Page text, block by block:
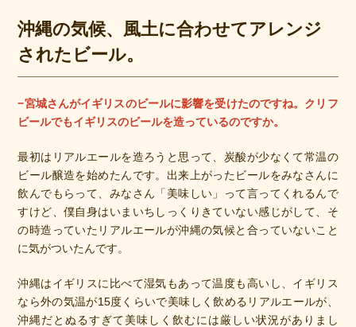
沖縄の気候、風土に合わせてアレンジ
されたビール。
−宮城さんがイギリスのビールに影響を受けたのですね。クリフ
ビールでもイギリスのビールを造っているのですか。
最初はリアルエールを造ろうと思って、炭酸が少なくて常温の
ビール醸造を始めたんです。出来上がったビールをみなさんに
飲んでもらって、みなさん「美味しい」って言ってくれるんで
すけど、僕自身はいまいちしっくりきていない感じがして、そ
の時造っていたリアルエールが沖縄の気候と合っていないこと
に気がついたんです。
沖縄はイギリスに比べて湿気もあって温度も高いし、イギリス
なら外の気温が15度くらいで美味しく飲めるリアルエールが、
沖縄だとぬるすぎて美味しく飲むには厳しい状況がありまし